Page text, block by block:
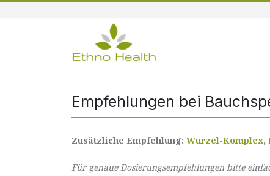
Empfehlungen bei
Zusätzliche Empfehlung: Wurzel-Komplex,
Für genaue Dosierungsempfehlungen bitte